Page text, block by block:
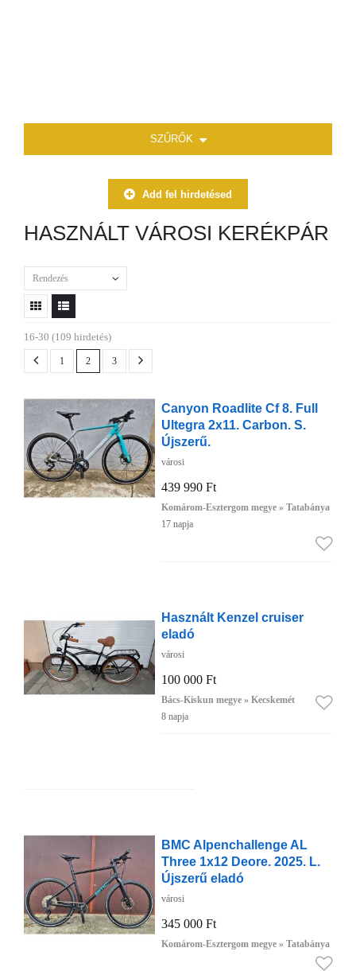
SZŰRŐK
Add fel hirdetésed
HASZNÁLT VÁROSI KERÉKPÁR
Rendezés
16-30 (109 hirdetés)
1 2 3
Canyon Roadlite Cf 8. Full
Ultegra 2x11. Carbon. S.
Újszerű.
városi
439 990 Ft
Komárom-Esztergom megye » Tatabánya
17 napja
Használt Kenzel cruiser
eladó
városi
100 000 Ft
Bács-Kiskun megye » Kecskemét
8 napja
BMC Alpenchallenge AL
Three 1x12 Deore. 2025. L.
Újszerű eladó
városi
345 000 Ft
Komárom-Esztergom megye » Tatabánya